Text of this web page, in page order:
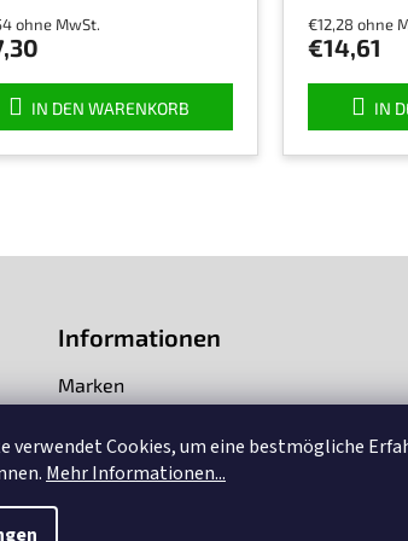
verwendet Cookies, um eine bestmögliche
Mehr Informationen...
ohne MwSt.
IN DEN WARENKORB
ist
€12,28 ohne
€14,61
IN
Informationen
Marken
Über uns